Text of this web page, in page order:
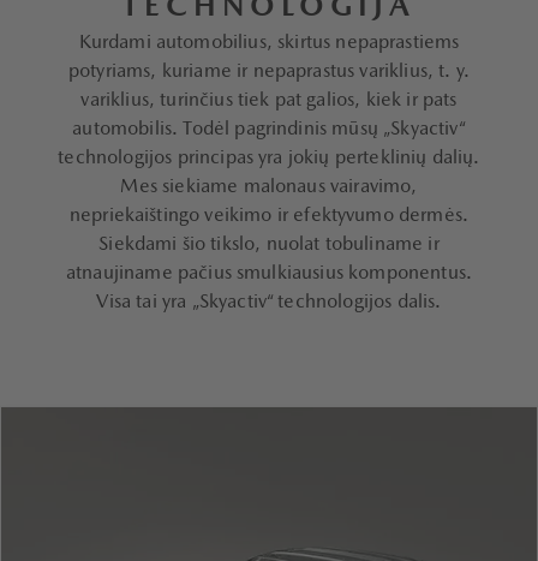
Kurdami automobilius, skirtus nepaprastiems
potyriams, kuriame ir nepaprastus variklius, t. y.
variklius, turinčius tiek pat galios, kiek ir pats
automobilis. Todėl pagrindinis mūsų „Skyactiv“
technologijos principas yra jokių perteklinių dalių.
Mes siekiame malonaus vairavimo,
nepriekaištingo veikimo ir efektyvumo dermės.
Siekdami šio tikslo, nuolat tobuliname ir
atnaujiname pačius smulkiausius komponentus.
Visa tai yra „Skyactiv“ technologijos dalis.